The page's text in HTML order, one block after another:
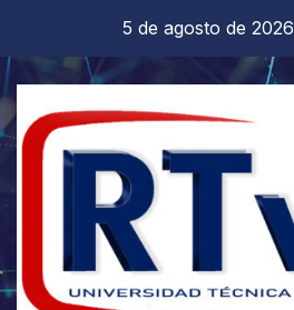
contenido
5 de agosto de 2026